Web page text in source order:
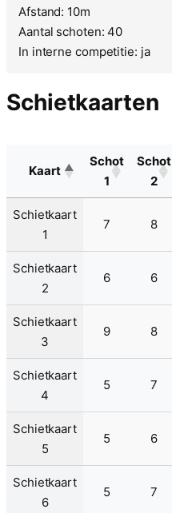
Afstand: 10m
Aantal schoten: 40
In interne competitie: ja
Schietkaarten
Kaart
Schot
1
Schot
2
Schietkaart
1
7 8
Schietkaart
2
6 6
Schietkaart
3
9 8
Schietkaart
4
5 7
Schietkaart
5
5 6
Schietkaart
6
5 7